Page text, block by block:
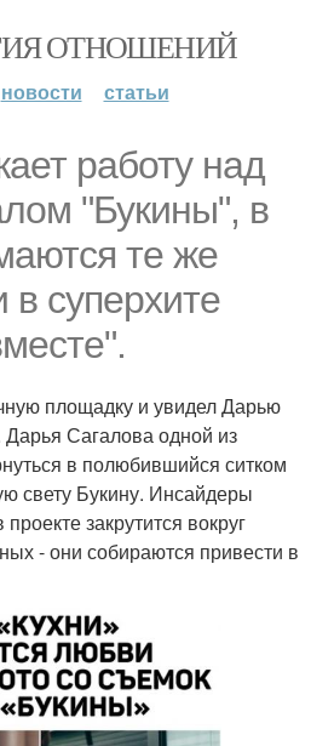
ОТНОШЕНИЙ
новости статьи
работу над
"Букины", в
те же
в суперхите
площадку и увидел Дарью
Сагалова одной из
в полюбившийся ситком
свету Букину. Инсайдеры
закрутится вокруг
- они собираются привести в